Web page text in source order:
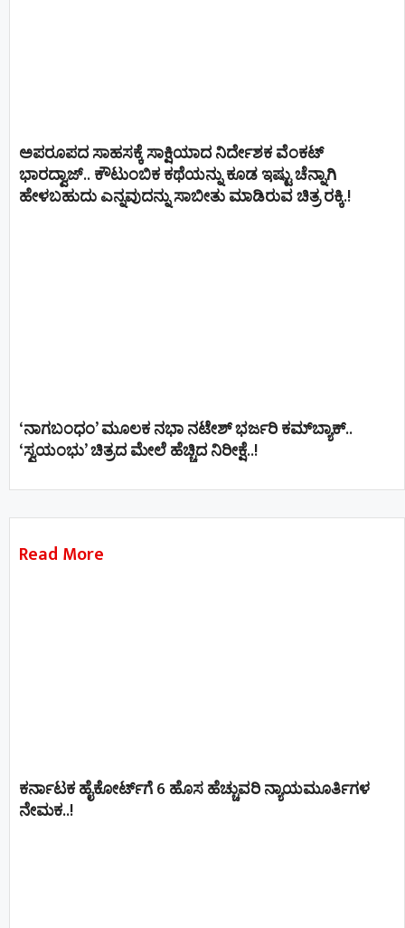
ಅಪರೂಪದ ಸಾಹಸಕ್ಕೆ ಸಾಕ್ಷಿಯಾದ ನಿರ್ದೇಶಕ ವೆಂಕಟ್
ಭಾರದ್ವಾಜ್.. ಕೌಟುಂಬಿಕ ಕಥೆಯನ್ನು ಕೂಡ ಇಷ್ಟು ಚೆನ್ನಾಗಿ
ಹೇಳಬಹುದು ಎನ್ನವುದನ್ನು ಸಾಬೀತು ಮಾಡಿರುವ ಚಿತ್ರ ರಕ್ಕಿ.!
‘ನಾಗಬಂಧಂ’ ಮೂಲಕ ನಭಾ ನಟೇಶ್ ಭರ್ಜರಿ ಕಮ್‌ಬ್ಯಾಕ್..
‘ಸ್ವಯಂಭು’ ಚಿತ್ರದ ಮೇಲೆ ಹೆಚ್ಚಿದ ನಿರೀಕ್ಷೆ..!
Read More
ಕರ್ನಾಟಕ ಹೈಕೋರ್ಟ್‌ಗೆ 6 ಹೊಸ ಹೆಚ್ಚುವರಿ ನ್ಯಾಯಮೂರ್ತಿಗಳ
ನೇಮಕ..!